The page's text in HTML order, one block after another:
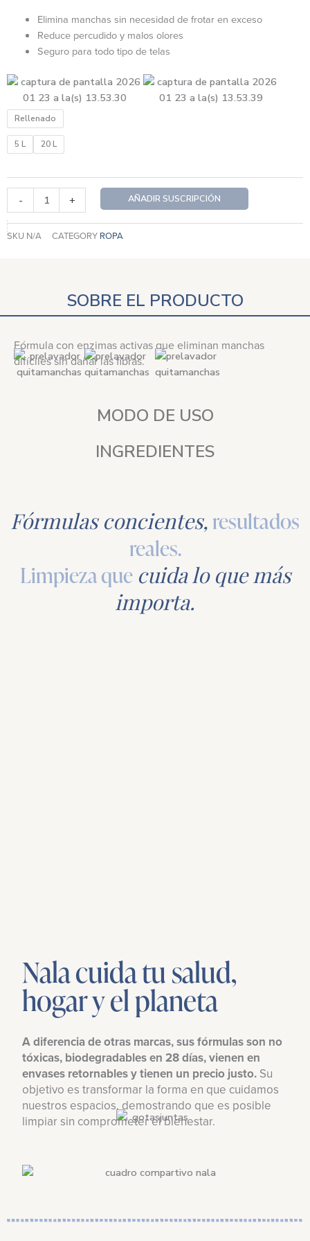
$598.00
hasta
$2,323.00
Elimina manchas sin necesidad de frotar en exceso
Reduce percudido y malos olores
Seguro para todo tipo de telas
Rellenado
5 L 20 L
-
Prelavador
Quitamanchas
cantidad
+
AÑADIR SUSCRIPCIÓN
SKU N/A CATEGORY ROPA
SOBRE EL PRODUCTO
MODO DE USO
INGREDIENTES
Fórmula con enzimas activas que eliminan manchas
difíciles sin dañar las fibras.
Fórmulas concientes,resultados
reales.
Limpieza que cuida lo que más
importa.
Nala cuida tu salud,
hogar y el planeta
A diferencia de otras marcas, sus fórmulas son no
tóxicas, biodegradables en 28 días, vienen en
envases retornables y tienen un precio justo. Su
objetivo es transformar la forma en que cuidamos
nuestros espacios, demostrando que es posible
limpiar sin comprometer el bienestar.